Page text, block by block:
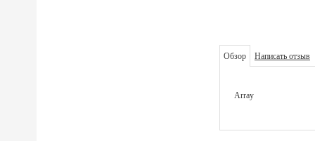
Обзор Написать отзыв
Array